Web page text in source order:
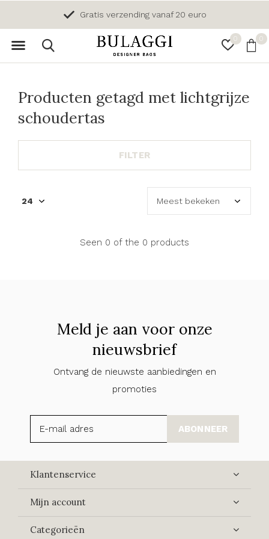
0 0
Gratis verzending vanaf 20 euro
Producten getagd met lichtgrijze
schoudertas
FILTER
Seen 0 of the 0 products
Meld je aan voor onze
nieuwsbrief
Ontvang de nieuwste aanbiedingen en
promoties
ABONNEER
Klantenservice
Mijn account
Categorieën